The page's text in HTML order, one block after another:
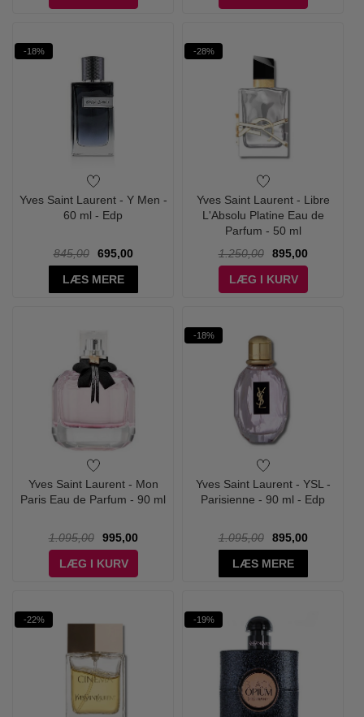
-18%
Yves Saint Laurent - Y Men -
60 ml - Edp
845,00
695,00
LÆS MERE
-28%
Yves Saint Laurent - Libre
L'Absolu Platine Eau de
Parfum - 50 ml
1.250,00
895,00
LÆG I KURV
Yves Saint Laurent - Mon
Paris Eau de Parfum - 90 ml
1.095,00
995,00
LÆG I KURV
-18%
Yves Saint Laurent - YSL -
Parisienne - 90 ml - Edp
1.095,00
895,00
LÆS MERE
-22% -19%